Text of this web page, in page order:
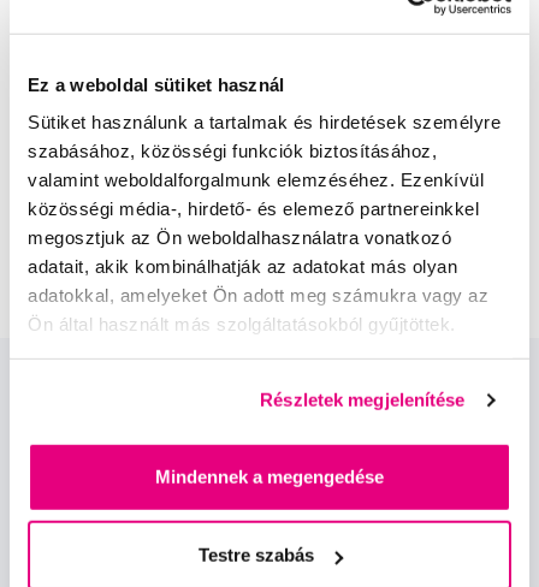
Ez a weboldal sütiket használ
Sütiket használunk a tartalmak és hirdetések személyre
szabásához, közösségi funkciók biztosításához,
valamint weboldalforgalmunk elemzéséhez. Ezenkívül
közösségi média-, hirdető- és elemező partnereinkkel
megosztjuk az Ön weboldalhasználatra vonatkozó
adatait, akik kombinálhatják az adatokat más olyan
adatokkal, amelyeket Ön adott meg számukra vagy az
Ön által használt más szolgáltatásokból gyűjtöttek.
Részletek megjelenítése
Mindennek a megengedése
Testre szabás
Kis-György Rita
oktató
Dr. Szabó Dániel
a Profimed fogorvosa, Lioral Fogászati
és Szájsebészeti Klinika
Hírek és ajánlatok